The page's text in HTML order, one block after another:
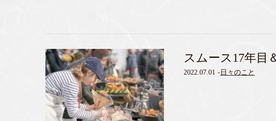
スムース17年目
2022.07.01 -日々のこと